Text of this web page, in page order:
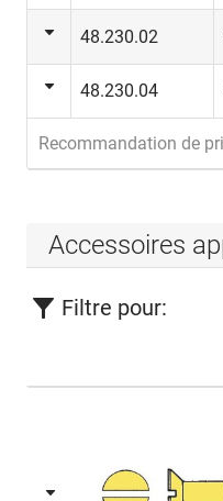
48.230.02
48.230.04
Recommandation de
Accessoires
Filtre pour: